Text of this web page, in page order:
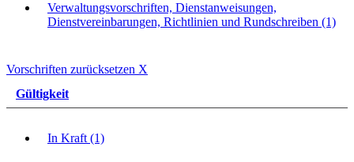
Verwaltungsvorschriften, Dienstanweisungen,
Dienstvereinbarungen, Richtlinien und Rundschreiben (1)
Vorschriften zurücksetzen X
Gültigkeit
In Kraft (1)